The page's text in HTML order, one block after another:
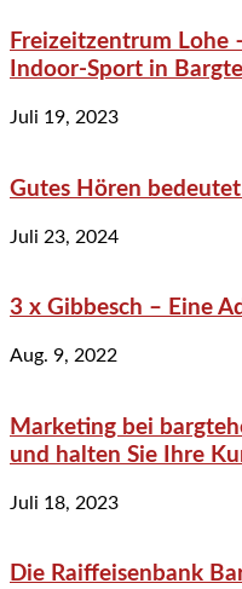
Freizeitzentrum
Indoor-Sport in
Juli 19, 2023
Gutes Hören
Juli 23, 2024
3 x Gibbesch – Eine
Aug. 9, 2022
Marketing bei
und halten Sie Ihre
Juli 18, 2023
Die Raiffeisenbank